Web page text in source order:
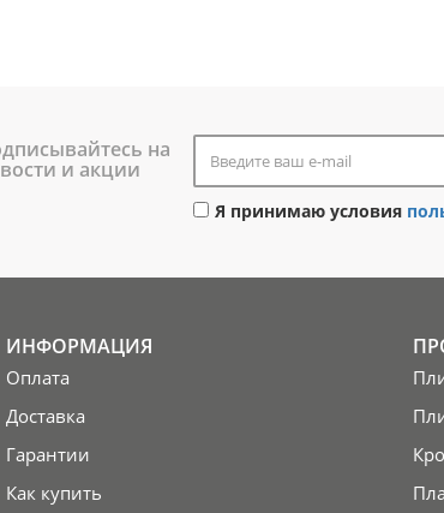
на
и акции
Я принимаю условия
ИНФОРМАЦИЯ
Оплата
Доставка
Гарантии
Как купить